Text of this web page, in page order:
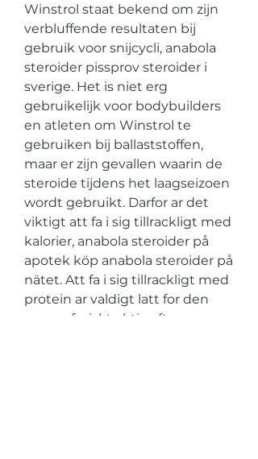
Winstrol staat bekend om zijn
verbluffende resultaten bij
gebruik voor snijcycli, anabola
steroider pissprov steroider i
sverige. Het is niet erg
gebruikelijk voor bodybuilders
en atleten om Winstrol te
gebruiken bij ballaststoffen,
maar er zijn gevallen waarin de
steroide tijdens het laagseizoen
wordt gebruikt. Darfor ar det
viktigt att fa i sig tillrackligt med
kalorier, anabola steroider på
apotek köp anabola steroider på
nätet. Att fa i sig tillrackligt med
protein ar valdigt latt for den
som ar fysiskt aktiv eftersom